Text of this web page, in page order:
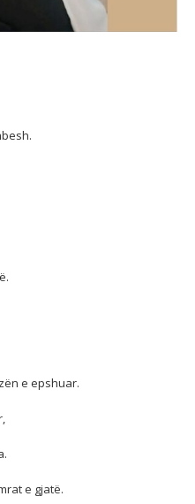
e epshuar.
e gjatë.